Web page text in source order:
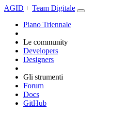
AGID + Team Digitale
Piano Triennale
Le community
Developers
Designers
Gli strumenti
Forum
Docs
GitHub